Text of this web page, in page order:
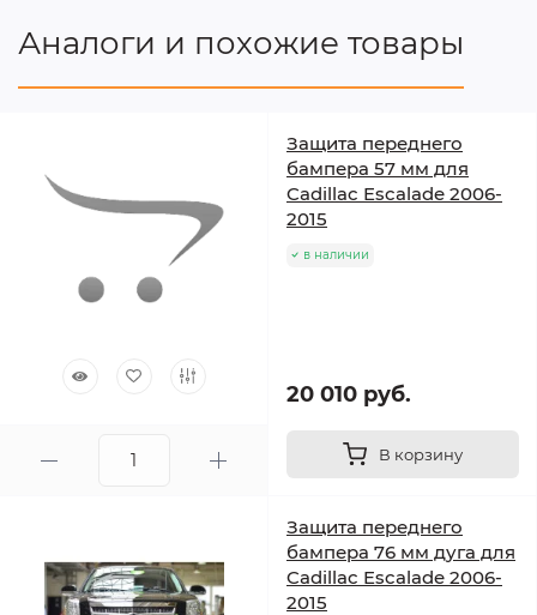
Аналоги и похожие товары
Защита переднего
бампера 57 мм для
Cadillac Escalade 2006-
2015
в наличии
20 010 руб.
В корзину
Защита переднего
бампера 76 мм дуга для
Cadillac Escalade 2006-
2015